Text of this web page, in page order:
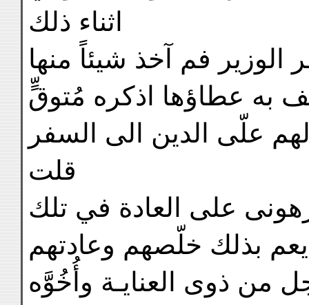
اثناء ذلك
فم آخذ شيئاً منها
به عطاؤها اذكره مُتوقٍّ
علّى الدين الى السفر
قلت
على العادة في تلك
بذلك خلّصهم وعادتهم
من ذوى العنايـة وأُخُوَّه